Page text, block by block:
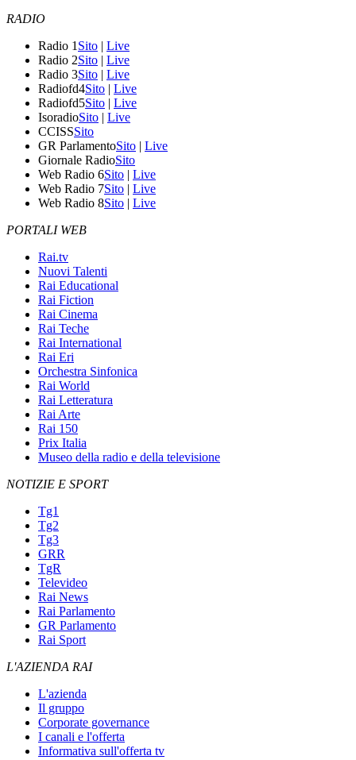
RADIO
Radio 1 Sito | Live
Radio 2Sito | Live
Radio 3Sito | Live
Radiofd4Sito | Live
Radiofd5Sito | Live
IsoradioSito | Live
CCISSSito
GR ParlamentoSito | Live
Giornale RadioSito
Web Radio 6Sito | Live
Web Radio 7Sito | Live
Web Radio 8Sito | Live
PORTALI WEB
Rai.tv
Nuovi Talenti
Rai Educational
Rai Fiction
Rai Cinema
Rai Teche
Rai International
Rai Eri
Orchestra Sinfonica
Rai World
Rai Letteratura
Rai Arte
Rai 150
Prix Italia
Museo della radio e della televisione
NOTIZIE E SPORT
Tg1
Tg2
Tg3
GRR
TgR
Televideo
Rai News
Rai Parlamento
GR Parlamento
Rai Sport
L'AZIENDA RAI
L'azienda
Il gruppo
Corporate governance
I canali e l'offerta
Informativa sull'offerta tv